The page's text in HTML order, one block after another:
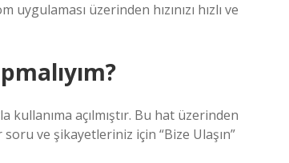
üzerinden hızınızı hızlı ve
kullanıma açılmıştır. Bu hat üzerinden
ve şikayetleriniz için “Bize Ulaşın”